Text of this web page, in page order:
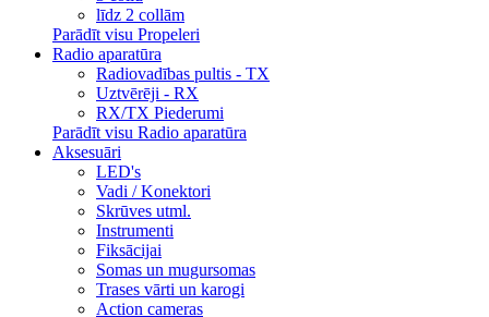
līdz 2 collām
Parādīt visu Propeleri
Radio aparatūra
Radiovadības pultis - TX
Uztvērēji - RX
RX/TX Piederumi
Parādīt visu Radio aparatūra
Aksesuāri
LED's
Vadi / Konektori
Skrūves utml.
Instrumenti
Fiksācijai
Somas un mugursomas
Trases vārti un karogi
Action cameras